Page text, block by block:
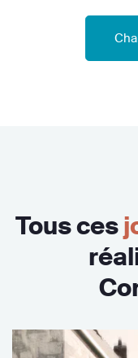
Tous ces